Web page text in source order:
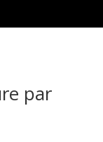
par